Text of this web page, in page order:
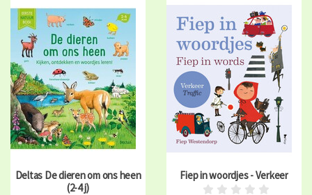
Deltas De dieren om ons heen
(2-4 j)
Fiep in woordjes - Verkeer